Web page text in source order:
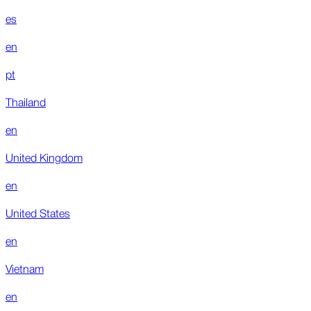
es
en
pt
Thailand
en
United Kingdom
en
United States
en
Vietnam
en